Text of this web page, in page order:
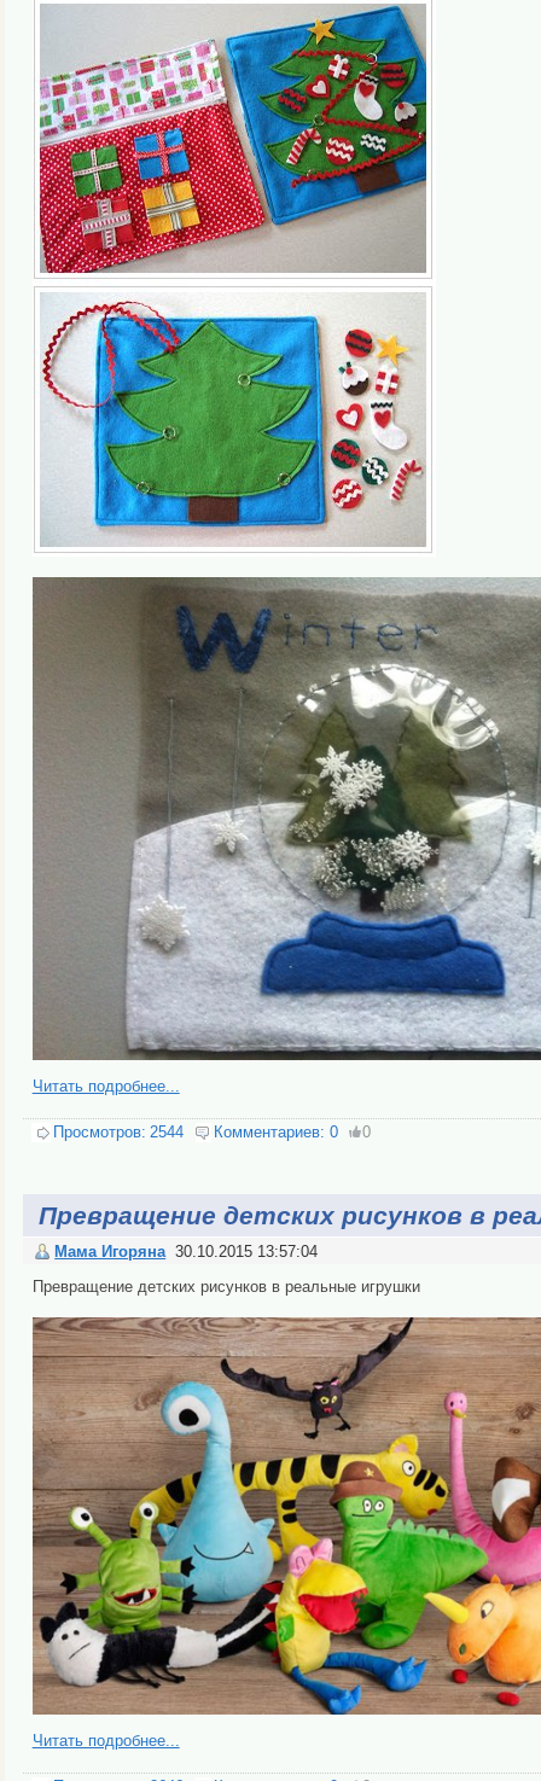
Читать подробнее...
Просмотров: 2544 Комментариев: 0 0
Превращение детских рисунков в
Мама Игоряна 30.10.2015 13:57:04
Превращение детских рисунков в реальные игрушки
Читать подробнее...